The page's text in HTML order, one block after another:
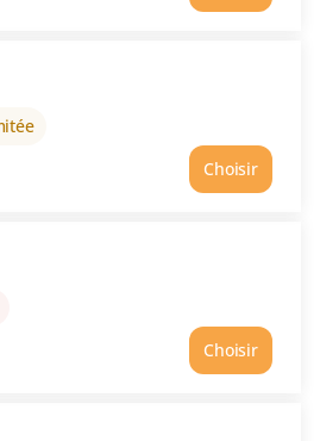
Choisir
Choisir